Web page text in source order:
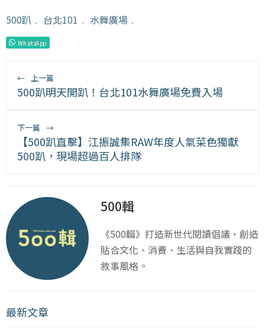
500趴 ﹒ 台北101 ﹒ 水舞廣場 ﹒
WhatsApp
← 上一篇
500趴明天開趴！台北101水舞廣場免費入場
下一篇 →
【500趴直擊】江振誠集RAW年度人氣菜色獨獻
500趴，現場超過百人排隊
500輯
《500輯》打造新世代閱讀倡議，創造
貼合文化、消費、生活與自我實踐的
敘事風格。
最新文章